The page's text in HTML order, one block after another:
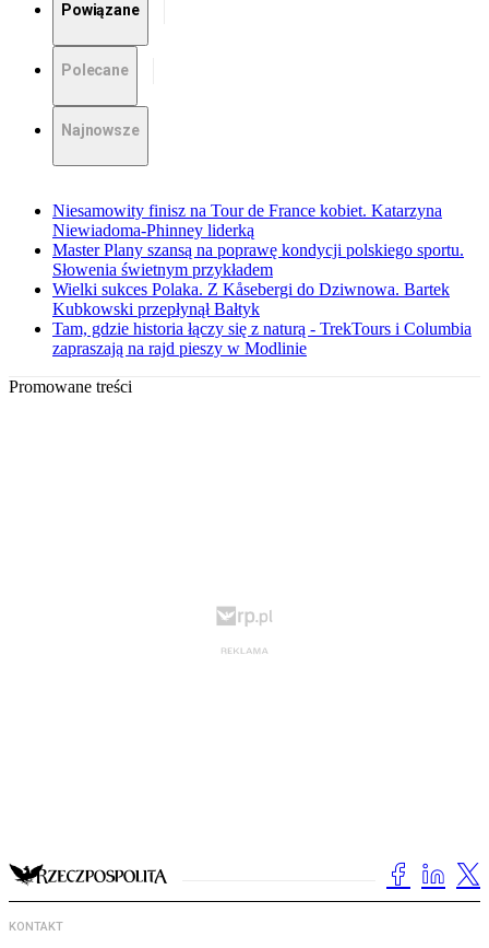
Powiązane
Polecane
Najnowsze
Niesamowity finisz na Tour de France kobiet. Katarzyna
Niewiadoma-Phinney liderką
Master Plany szansą na poprawę kondycji polskiego sportu.
Słowenia świetnym przykładem
Wielki sukces Polaka. Z Kåsebergi do Dziwnowa. Bartek
Kubkowski przepłynął Bałtyk
Tam, gdzie historia łączy się z naturą - TrekTours i Columbia
zapraszają na rajd pieszy w Modlinie
Promowane treści
KONTAKT